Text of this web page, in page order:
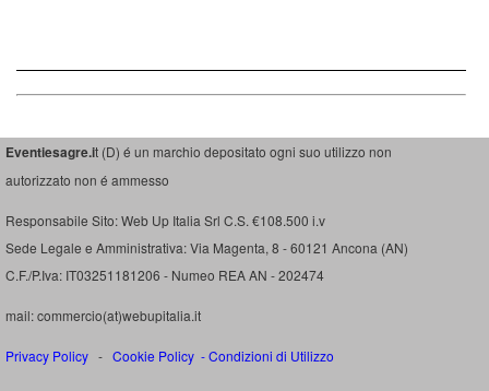
Eventiesagre.it (D) é un marchio depositato ogni suo utilizzo non
autorizzato non é ammesso
Responsabile Sito: Web Up Italia Srl C.S. €108.500 i.v
Sede Legale e Amministrativa: Via Magenta, 8 - 60121 Ancona (AN)
C.F./P.Iva: IT03251181206 - Numeo REA AN - 202474
mail: commercio(at)webupitalia.it
Privacy Policy - Cookie Policy -Condizioni di Utilizzo